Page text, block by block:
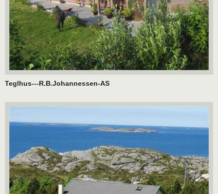
Teglhus---R.B.Johannessen-AS